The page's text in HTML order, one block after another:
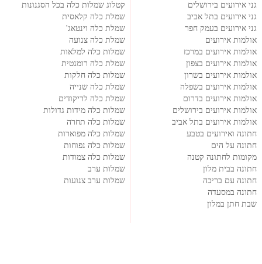
גני אירועים בירושלים
גני אירועים בתל אביב
גני אירועים בעמק חפר
אולמות אירועים
אולמות אירועים במרכז
אולמות אירועים בצפון
אולמות אירועים בשרון
אולמות אירועים בשפלה
אולמות אירועים בדרום
אולמות אירועים בירושלים
אולמות אירועים בתל אביב
חתונה ואירועים בטבע
חתונה על הים
מקומות לחתונה קטנה
חתונה בבית מלון
חתונה עם בריכה
חתונה במסעדה
שבת חתן במלון
קטלוג שמלות כלה בכל הסגנונות
שמלת כלה קלאסית
שמלת כלה וינטאג'
שמלת כלה צנועה
שמלות כלה למלאות
שמלת כלה רומנטית
שמלות כלה חלקות
שמלת כלה שנייה
שמלת כלה לריקודים
שמלות כלה מידות גדולות
שמלות כלה תחרה
שמלות כלה מפוארות
שמלות כלה נפוחות
שמלות כלה צמודות
שמלות ערב
שמלות ערב צנועות